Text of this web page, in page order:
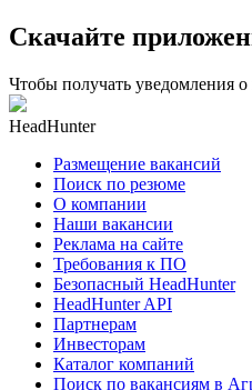
Скачайте
Чтобы получать уведомления
HeadHunter
Размещение вакансий
Поиск по резюме
О компании
Наши вакансии
Реклама на сайте
Требования к ПО
Безопасный HeadHunter
HeadHunter API
Партнерам
Инвесторам
Каталог компаний
Поиск по вакансиям в